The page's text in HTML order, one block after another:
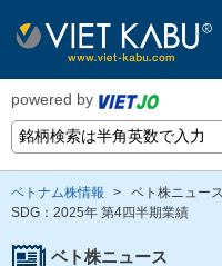
powered by
ベトナム株情報 > ベト株ニュー
SDG：2025年 第4四半期業績
ベト株ニュース